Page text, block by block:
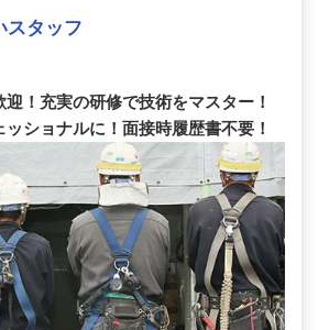
スタッフ
！充実の研修で技術をマスター！
ショナルに！面接時履歴書不要！